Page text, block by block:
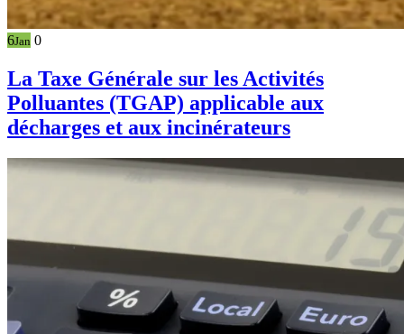
6Jan 0
La Taxe Générale sur les Activités
Polluantes (TGAP) applicable aux
décharges et aux incinérateurs